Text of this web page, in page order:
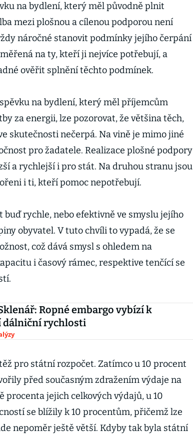
na bydlení, který měl původně plnit
mezi plošnou a cílenou podporou není
náročné stanovit podmínky jejího čerpání
na ty, kteří ji nejvíce potřebují, a
ověřit splnění těchto podmínek.
na bydlení, který měl příjemcům
za energii, lze pozorovat, že většina těch,
skutečnosti nečerpá. Na vině je mimo jiné
pro žadatele. Realizace plošné podpory
a rychlejší i pro stát. Na druhou stranu jsou
i ti, kteří pomoc nepotřebují.
buď rychle, nebo efektivně ve smyslu jejího
obyvatel. V tuto chvíli to vypadá, že se
což dává smysl s ohledem na
i časový rámec, respektive tenčící se
Ropné embargo vybízí k
dálniční rychlosti
pro státní rozpočet. Zatímco u 10 procent
před současným zdražením výdaje na
procenta jejich celkových výdajů, u 10
se blížily k 10 procentům, přičemž lze
nepoměr ještě větší. Kdyby tak byla státní